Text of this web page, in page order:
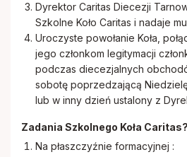
Dyrektor Caritas Diecezji
Szkolne Koło Caritas i nadaje
Uroczyste powołanie Koła,
jego członkom legitymacji
podczas diecezjalnych
sobotę poprzedzającą
lub w inny dzień ustalony z
Zadania Szkolnego Koła Caritas?
Na płaszczyźnie formacyjnej :